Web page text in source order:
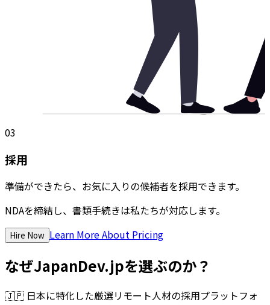
03
採用
準備ができたら、お気に入りの候補者を採用できます。
NDAを締結し、書類手続きは私たちが対応します。
Hire Now Learn More About Pricing
なぜJapanDev.jpを選ぶのか？
🇯🇵 日本に特化した厳選リモート人材の採用プラットフォ